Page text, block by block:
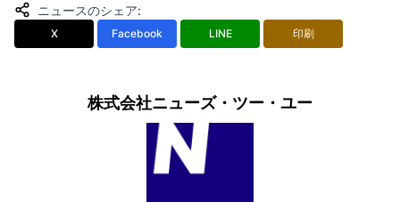
ニュースのシェア:
X Facebook LINE 印刷
株式会社ニューズ・ツー・ユー